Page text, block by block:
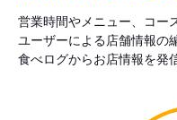
営業時間やメニュー、コー
ユーザーによる店舗情報の
食べログからお店情報を発